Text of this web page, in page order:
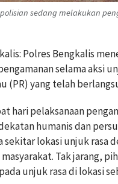
sedang melakukan
Polres Bengkalis
selama aksi
(PR) yang telah
hari pelaksanaan
humanis dan
sekitar lokasi unjuk rasa
Tak jarang,
unjuk rasa di lokasi